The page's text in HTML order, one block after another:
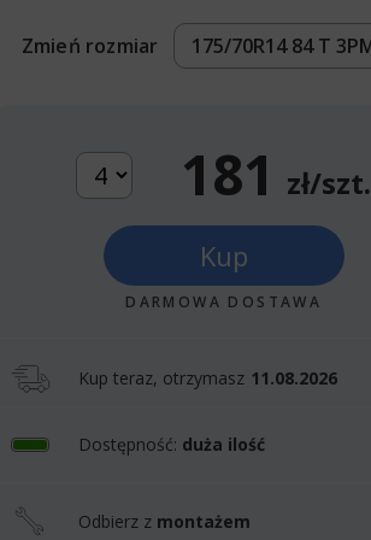
Zmień rozmiar
181 zł/szt.
Kup
DARMOWA DOSTAWA
Kup teraz, otrzymasz 11.08.2026
Dostępność: duża ilość
Odbierz z montażem